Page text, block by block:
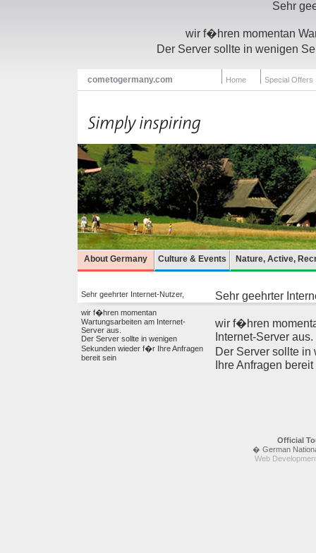
Sehr
wir f�hren momentan
Der Server sollte in wenigen
cometogermany.com Home Special Offers
About Germany Culture & Events Nature, Active,
Sehr geehrter Internet-Nutzer,
wir f�hren momentan
Wartungsarbeiten am Internet-
Server aus.
Der Server sollte in wenigen
Sekunden wieder f�r Ihre Anfragen
bereit sein
Sehr geehrter
wir f�hren
Internet-Server aus.
Der Server sollte
Ihre Anfragen
Official
� German
Web